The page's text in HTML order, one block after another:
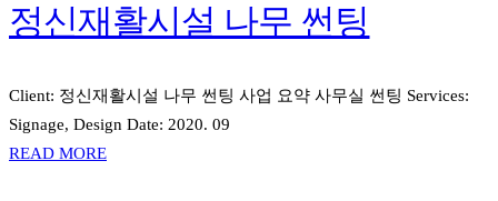
정신재활시설 나무 썬팅
Client: 정신재활시설 나무 썬팅 사업 요약 사무실 썬팅 Services:
Signage, Design Date: 2020. 09
READ MORE